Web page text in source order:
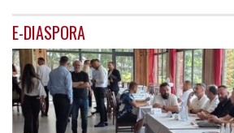
E-DIASPORA